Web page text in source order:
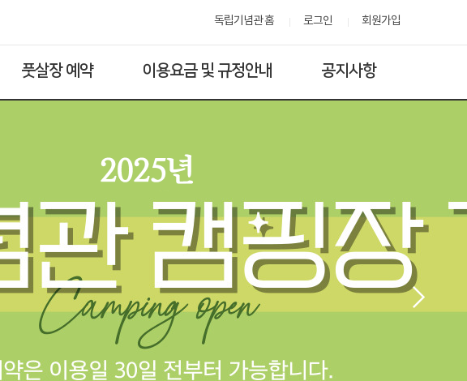
독립기념관 홈 로그인 회원가입
풋살장 예약 이용요금 및 규정안내 공지사항